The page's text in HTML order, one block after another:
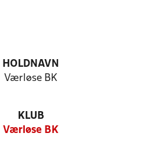
HOLDNAVN
Værløse BK
KLUB
Værløse BK